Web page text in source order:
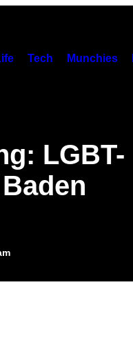
Tech Munchies
LGBT-